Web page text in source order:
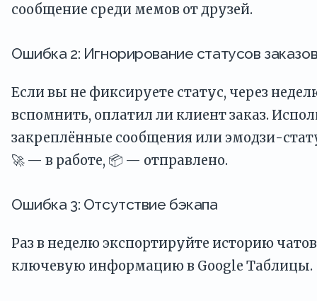
сообщение среди мемов от друзей.
Ошибка 2: Игнорирование статусов
Если вы не фиксируете статус, через
вспомнить, оплатил ли клиент заказ.
закреплённые сообщения или эмодзи-
🚀 — в работе, 📦 — отправлено.
Ошибка 3: Отсутствие бэкапа
Раз в неделю экспортируйте историю
ключевую информацию в Google Таблицы.